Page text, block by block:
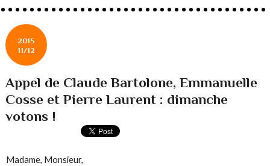
2015
11/12
Appel de Claude Bartolone, Emmanuelle
Cosse et Pierre Laurent : dimanche
votons !
Madame, Monsieur,